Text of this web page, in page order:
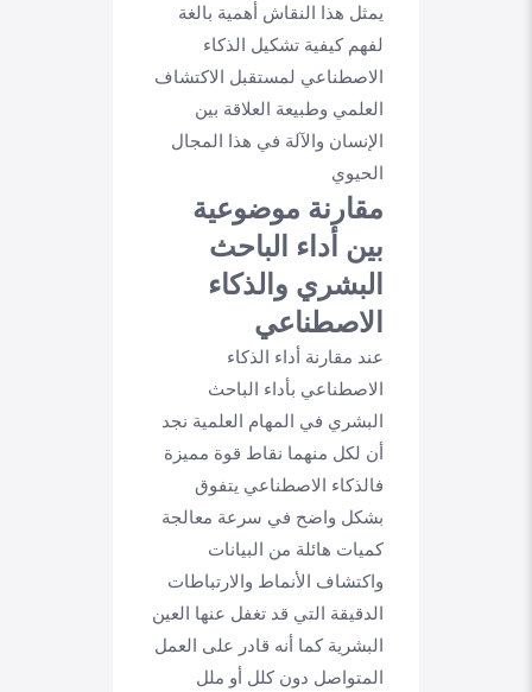
يمثل هذا النقاش أهمية بالغة
لفهم كيفية تشكيل الذكاء
الاصطناعي لمستقبل الاكتشاف
العلمي وطبيعة العلاقة بين
الإنسان والآلة في هذا المجال
الحيوي
مقارنة موضوعية
بين أداء الباحث
البشري والذكاء
الاصطناعي
عند مقارنة أداء الذكاء
الاصطناعي بأداء الباحث
البشري في المهام العلمية نجد
أن لكل منهما نقاط قوة مميزة
فالذكاء الاصطناعي يتفوق
بشكل واضح في سرعة معالجة
كميات هائلة من البيانات
واكتشاف الأنماط والارتباطات
الدقيقة التي قد تغفل عنها العين
البشرية كما أنه قادر على العمل
المتواصل دون كلل أو ملل